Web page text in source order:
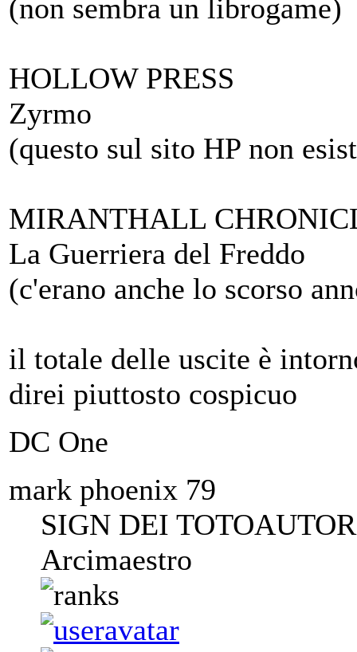
(non sembra un librogame)
HOLLOW PRESS
Zyrmo
(questo sul sito HP non
MIRANTHALL
La Guerriera del Freddo
(c'erano anche lo scorso
il totale delle uscite è
direi piuttosto cospicuo
DC One
mark phoenix 79
SIGN DEI
Arcimaestro